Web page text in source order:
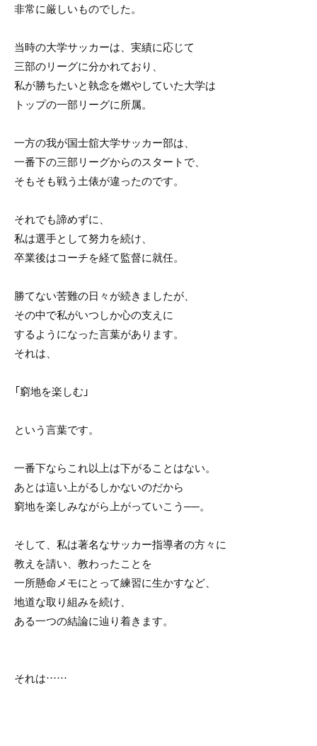
非常に厳しいものでした。
当時の大学サッカーは、実績に応じて
三部のリーグに分かれており、
私が勝ちたいと執念を燃やしていた大学は
トップの一部リーグに所属。
一方の我が国士舘大学サッカー部は、
一番下の三部リーグからのスタートで、
そもそも戦う土俵が違ったのです。
それでも諦めずに、
私は選手として努力を続け、
卒業後はコーチを経て監督に就任。
勝てない苦難の日々が続きましたが、
その中で私がいつしか心の支えに
するようになった言葉があります。
それは、
「窮地を楽しむ」
という言葉です。
一番下ならこれ以上は下がることはない。
あとは這い上がるしかないのだから
窮地を楽しみながら上がっていこう──。
そして、私は著名なサッカー指導者の方々に
教えを請い、教わったことを
一所懸命メモにとって練習に生かすなど、
地道な取り組みを続け、
ある一つの結論に辿り着きます。
それは……